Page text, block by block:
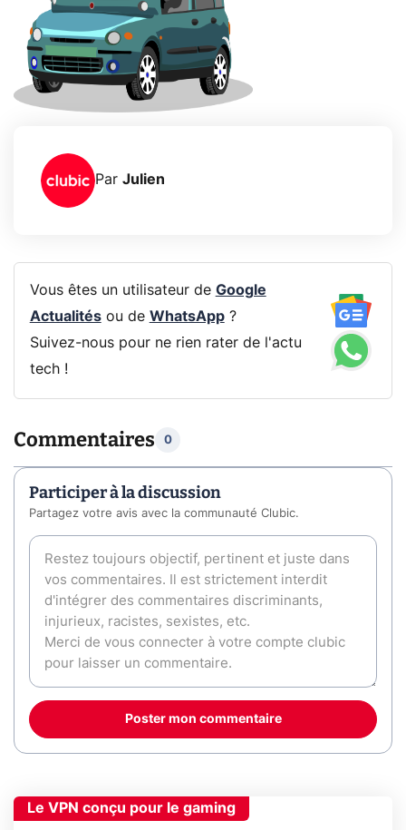
Par Julien
Vous êtes un utilisateur de Google
Actualitésou de WhatsApp?
Suivez-nous pour ne rien rater de l'actu
tech !
Commentaires 0
Participer à la discussion
Partagez votre avis avec la communauté Clubic.
Poster mon commentaire
Le VPN conçu pour le gaming